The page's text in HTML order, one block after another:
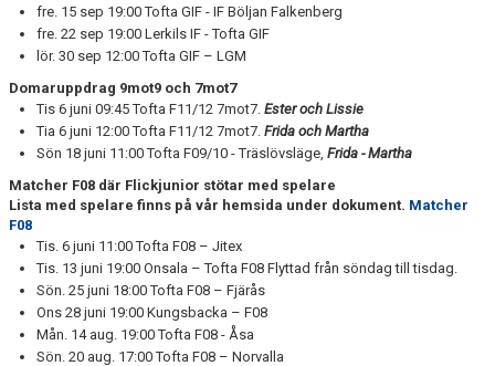
fre. 15 sep 19:00 Tofta GIF - IF Böljan Falkenberg
fre. 22 sep 19:00 Lerkils IF - Tofta GIF
lör. 30 sep 12:00 Tofta GIF – LGM
Domaruppdrag 9mot9 och 7mot7
Tis 6 juni 09:45 Tofta F11/12 7mot7. Ester och Lissie
Tia 6 juni 12:00 Tofta F11/12 7mot7. Frida och Martha
Sön 18 juni 11:00 Tofta F09/10 - Träslövsläge, Frida - Martha
Matcher F08 där Flickjunior stötar med spelare
Lista med spelare finns på vår hemsida under dokument. Matcher
F08
Tis. 6 juni 11:00 Tofta F08 – Jitex
Tis. 13 juni 19:00 Onsala – Tofta F08 Flyttad från söndag till tisdag.
Sön. 25 juni 18:00 Tofta F08 – Fjärås
Ons 28 juni 19:00 Kungsbacka – F08
Mån. 14 aug. 19:00 Tofta F08 - Åsa
Sön. 20 aug. 17:00 Tofta F08 – Norvalla